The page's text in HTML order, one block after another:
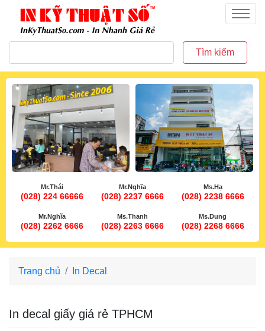
inkythuatso.com
Menu
Tìm kiếm
Mr.Thái
(028) 224 66666
Mr.Nghĩa
(028) 2237 6666
Ms.Hạ
(028) 2238 6666
Mr.Nghĩa
(028) 2262 6666
Ms.Thanh
(028) 2263 6666
Ms.Dung
(028) 2268 6666
Trang chủ In Decal
In decal giấy giá rẻ TPHCM